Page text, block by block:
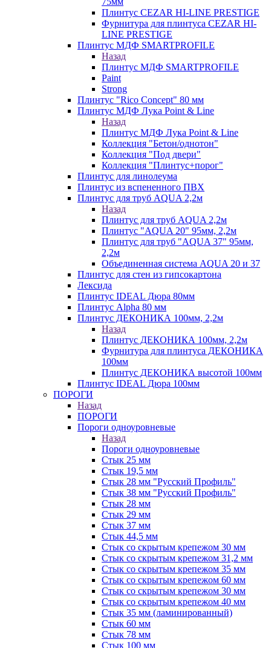
Плинтус CEZAR HI-LINE PRESTIGE
Фурнитура для плинтуса CEZAR HI-
LINE PRESTIGE
Плинтус МДФ SMARTPROFILE
Назад
Плинтус МДФ SMARTPROFILE
Paint
Strong
Плинтус "Rico Concept" 80 мм
Плинтус МДФ Лука Point & Line
Назад
Плинтус МДФ Лука Point & Line
Коллекция "Бетон/однотон"
Коллекция "Под двери"
Коллекция "Плинтус+порог"
Плинтус для линолеума
Плинтус из вспененного ПВХ
Плинтус для труб AQUA 2,2м
Назад
Плинтус для труб AQUA 2,2м
Плинтус "AQUA 20" 95мм, 2,2м
Плинтус для труб "AQUA 37" 95мм,
2,2м
Объединенная система AQUA 20 и 37
Плинтус для стен из гипсокартона
Лексида
Плинтус IDEAL Дюра 80мм
Плинтус Alpha 80 мм
Плинтус ДЕКОНИКА 100мм, 2,2м
Назад
Плинтус ДЕКОНИКА 100мм, 2,2м
Фурнитура для плинтуса ДЕКОНИКА
100мм
Плинтус ДЕКОНИКА высотой 100мм
Плинтус IDEAL Дюра 100мм
ПОРОГИ
Назад
ПОРОГИ
Пороги одноуровневые
Назад
Пороги одноуровневые
Стык 25 мм
Стык 19,5 мм
Стык 28 мм "Русский Профиль"
Стык 38 мм "Русский Профиль"
Стык 28 мм
Стык 29 мм
Стык 37 мм
Стык 44,5 мм
Стык со скрытым крепежом 30 мм
Стык со скрытым крепежом 31,2 мм
Стык со скрытым крепежом 35 мм
Стык со скрытым крепежом 60 мм
Стык со скрытым крепежом 30 мм
Стык со скрытым крепежом 40 мм
Стык 35 мм (ламинированный)
Стык 60 мм
Стык 78 мм
Стык 100 мм